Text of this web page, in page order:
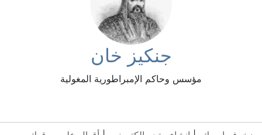
جنكيز خان
مؤسس وحاكم الإمبراطورية المغولية